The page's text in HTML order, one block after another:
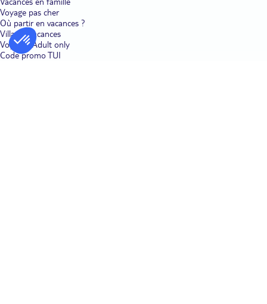
Voyage pas cher
Où partir en vacances ?
Villages vacances
Voyages Adult only
Code promo TUI